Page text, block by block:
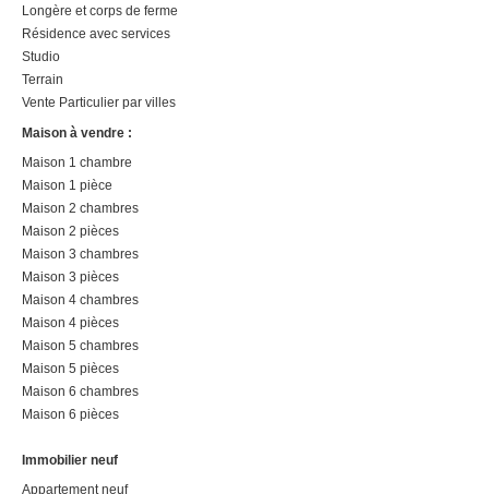
Longère et corps de ferme
Résidence avec services
Studio
Terrain
Vente Particulier par villes
Maison à vendre :
Maison 1 chambre
Maison 1 pièce
Maison 2 chambres
Maison 2 pièces
Maison 3 chambres
Maison 3 pièces
Maison 4 chambres
Maison 4 pièces
Maison 5 chambres
Maison 5 pièces
Maison 6 chambres
Maison 6 pièces
Immobilier neuf
Appartement neuf